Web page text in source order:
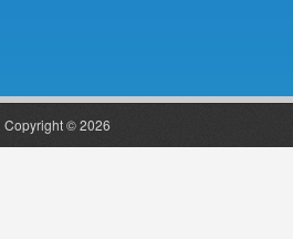
Copyright © 2026